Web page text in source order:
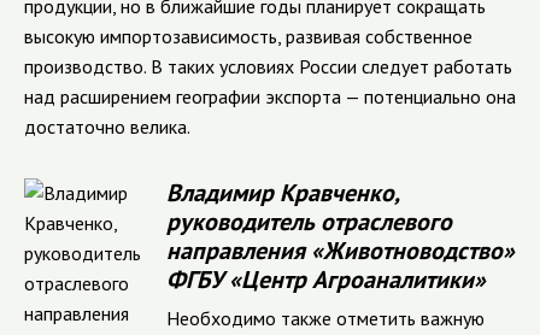
продукции, но в ближайшие годы планирует сокращать
высокую импортозависимость, развивая собственное
производство. В таких условиях России следует работать
над расширением географии экспорта — потенциально она
достаточно велика.
Владимир Кравченко,
руководитель отраслевого
направления «Животноводство»
ФГБУ «Центр Агроаналитики»
Необходимо также отметить важную